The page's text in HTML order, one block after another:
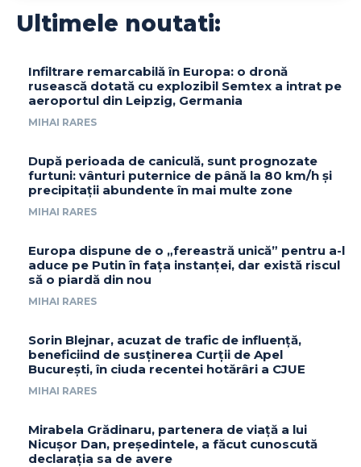
Ultimele noutati:
Infiltrare remarcabilă în Europa: o dronă
rusească dotată cu explozibil Semtex a intrat pe
aeroportul din Leipzig, Germania
MIHAI RARES
După perioada de caniculă, sunt prognozate
furtuni: vânturi puternice de până la 80 km/h și
precipitații abundente în mai multe zone
MIHAI RARES
Europa dispune de o „fereastră unică” pentru a-l
aduce pe Putin în fața instanței, dar există riscul
să o piardă din nou
MIHAI RARES
Sorin Blejnar, acuzat de trafic de influență,
beneficiind de susținerea Curții de Apel
București, în ciuda recentei hotărâri a CJUE
MIHAI RARES
Mirabela Grădinaru, partenera de viață a lui
Nicușor Dan, președintele, a făcut cunoscută
declarația sa de avere